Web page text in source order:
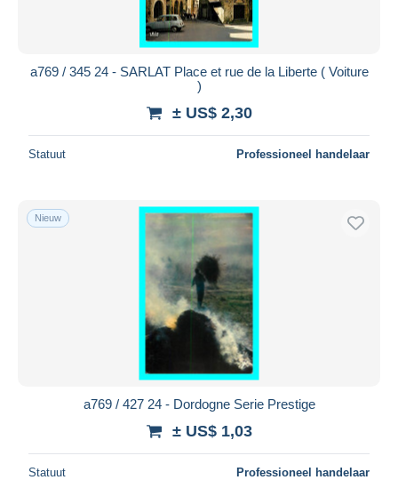
a769 / 345 24 - SARLAT Place et rue de la Liberte ( Voiture
)
± US$ 2,30
Statuut Professioneel handelaar
Nieuw
a769 / 427 24 - Dordogne Serie Prestige
± US$ 1,03
Statuut Professioneel handelaar